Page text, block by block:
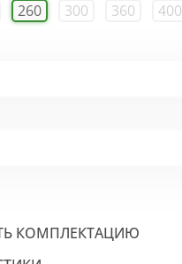
260 300 360
400
КОМПЛЕКТАЦИЮ